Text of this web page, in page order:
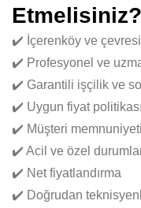
Etmelisiniz?
✔️ İçerenköy ve
✔️ Profesyonel ve
✔️ Garantili işçilik ve
✔️ Uygun fiyat politikası
✔️ Müşteri
✔️ Acil ve özel
✔️ Net fiyatlandırma
✔️ Doğrudan